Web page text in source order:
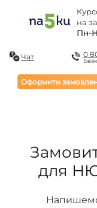
на
Пн-
Чат 0
Оформити
для
Напишемо